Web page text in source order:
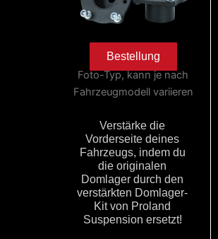
Bestellung
Foto-Typ, kann je nach
Fahrzeugmodell variieren
Verstärke die
Vorderseite deines
Fahrzeugs, indem du
die originalen
Domlager durch den
verstärkten Domlager-
Kit von Proland
Suspension ersetzt!